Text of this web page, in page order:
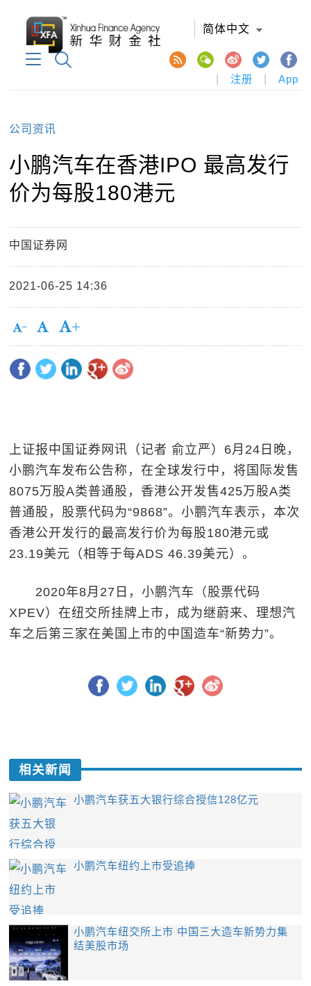
简体中文
注册 App
公司资讯
小鹏汽车在香港IPO 最高发行
价为每股180港元
中国证券网
2021-06-25 14:36
上证报中国证券网讯（记者 俞立严）6月24日晚，
小鹏汽车发布公告称，在全球发行中，将国际发售
8075万股A类普通股，香港公开发售425万股A类
普通股，股票代码为“9868”。小鹏汽车表示，本次
香港公开发行的最高发行价为每股180港元或
23.19美元（相等于每ADS 46.39美元）。
2020年8月27日，小鹏汽车（股票代码
XPEV）在纽交所挂牌上市，成为继蔚来、理想汽
车之后第三家在美国上市的中国造车“新势力”。
相关新闻
小鹏汽车获五大银行综合授信128亿元
小鹏汽车纽约上市受追捧
小鹏汽车纽交所上市 中国三大造车新势力集
结美股市场